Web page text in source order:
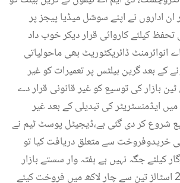
ان اداروں نے اپنے سوشل میڈیا پیجز پر
تحفظ کیلئے کاروائی قرار دیکر خوب داد
ڈائریکٹوریٹ بھی ماحولیاتی
کے بعد گرین بیلٹس پر تعمیرات کو غیر
بازار کی توسیع کو غیر قانونی قرار دے
ایڈمنسٹریٹر کی تبدیلی کے بعد غیر
شروع کر دی گئی ہے،ڈیجیٹل پوسٹ ٹیم نے
خریدوفروخت سے متعلق دریافت کیا تو
کیلئے جگہ نہیں ہے ہفتہ وار سستے بازار
میں بنائے جا رہے 200 اسٹالز تین سے چار لاکھ میں فروخت کیئے